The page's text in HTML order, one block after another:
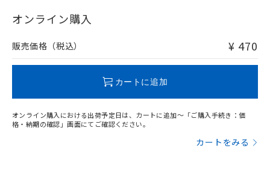
在庫等で未対応品が混在する可能性があります。
問い合わせください。
オンライン購入
販売価格（税込） ¥ 470
カートに追加
オンライン購入における出荷予定日は、カートに追加～「ご購入手続き：価
格・納期の確認」画面にてご確認ください。
カートをみる